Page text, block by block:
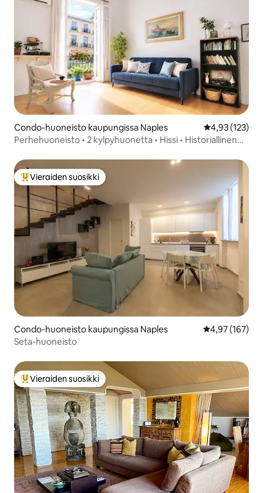
Condo-huoneisto kaupungissa Naples
4,93 (123)
Perhehuoneisto • 2 kylpyhuonetta • Hissi • Historiallinen
Vieraiden suosikkien parhaimmistoa
Vieraiden suosikki
Condo-huoneisto kaupungissa Naples
4,97 (167)
Seta-huoneisto
Vieraiden suosikkien parhaimmistoa
Vieraiden suosikki